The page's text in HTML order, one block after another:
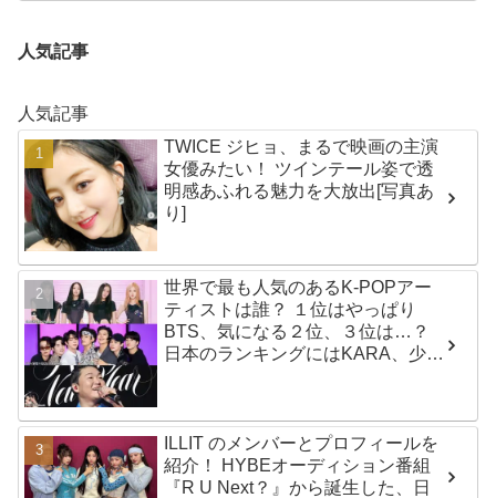
人気記事
人気記事
TWICE ジヒョ、まるで映画の主演
女優みたい！ ツインテール姿で透
明感あふれる魅力を大放出[写真あ
り]
世界で最も人気のあるK-POPアー
ティストは誰？ １位はやっぱり
BTS、気になる２位、３位は…？
日本のランキングにはKARA、少女
ILLIT のメンバーとプロフィールを
紹介！ HYBEオーディション番組
『R U Next？』から誕生した、日